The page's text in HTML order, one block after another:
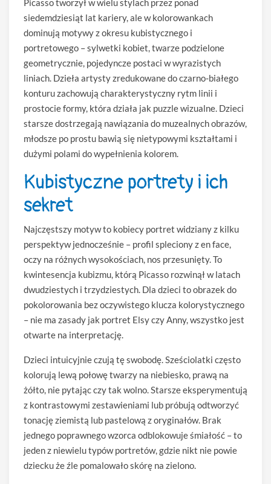
Picasso tworzył w wielu stylach przez ponad
siedemdziesiąt lat kariery, ale w kolorowankach
dominują motywy z okresu kubistycznego i
portretowego – sylwetki kobiet, twarze podzielone
geometrycznie, pojedyncze postaci w wyrazistych
liniach. Dzieła artysty zredukowane do czarno-białego
konturu zachowują charakterystyczny rytm linii i
prostocie formy, która działa jak puzzle wizualne. Dzieci
starsze dostrzegają nawiązania do muzealnych obrazów,
młodsze po prostu bawią się nietypowymi kształtami i
dużymi polami do wypełnienia kolorem.
Kubistyczne portrety i ich
sekret
Najczęstszy motyw to kobiecy portret widziany z kilku
perspektyw jednocześnie – profil spleciony z en face,
oczy na różnych wysokościach, nos przesunięty. To
kwintesencja kubizmu, którą Picasso rozwinął w latach
dwudziestych i trzydziestych. Dla dzieci to obrazek do
pokolorowania bez oczywistego klucza kolorystycznego
– nie ma zasady jak portret Elsy czy Anny, wszystko jest
otwarte na interpretację.
Dzieci intuicyjnie czują tę swobodę. Sześciolatki często
kolorują lewą połowę twarzy na niebiesko, prawą na
żółto, nie pytając czy tak wolno. Starsze eksperymentują
z kontrastowymi zestawieniami lub próbują odtworzyć
tonację ziemistą lub pastelową z oryginałów. Brak
jednego poprawnego wzorca odblokowuje śmiałość – to
jeden z niewielu typów portretów, gdzie nikt nie powie
dziecku że źle pomalowało skórę na zielono.